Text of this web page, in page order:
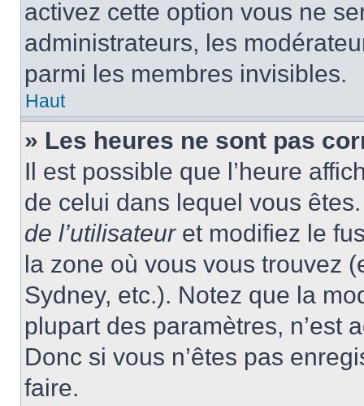
activez cette option vous ne
administrateurs, les
parmi les membres invisibles.
Haut
» Les heures ne sont pas
Il est possible que l’heure
de celui dans lequel vous
de l’utilisateuret modifiez le
la zone où vous vous trouvez
Sydney, etc.). Notez que la
plupart des paramètres, n’est
Donc si vous n’êtes pas
faire.